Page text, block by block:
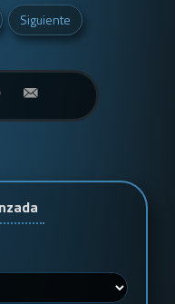
Siguiente